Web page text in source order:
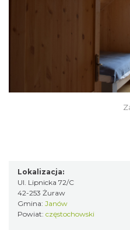
Lokalizacja:
Ul. Lipnicka 72/C
42-253 Żuraw
Gmina: Janów
Powiat: częstochowski